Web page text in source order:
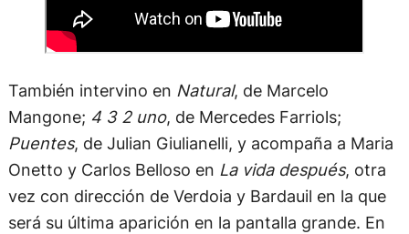
También intervino en Natural, de Marcelo
Mangone; 4 3 2 uno, de Mercedes Farriols;
Puentes, de Julian Giulianelli, y acompaña a Maria
Onetto y Carlos Belloso en La vida después, otra
vez con dirección de Verdoia y Bardauil en la que
será su última aparición en la pantalla grande. En